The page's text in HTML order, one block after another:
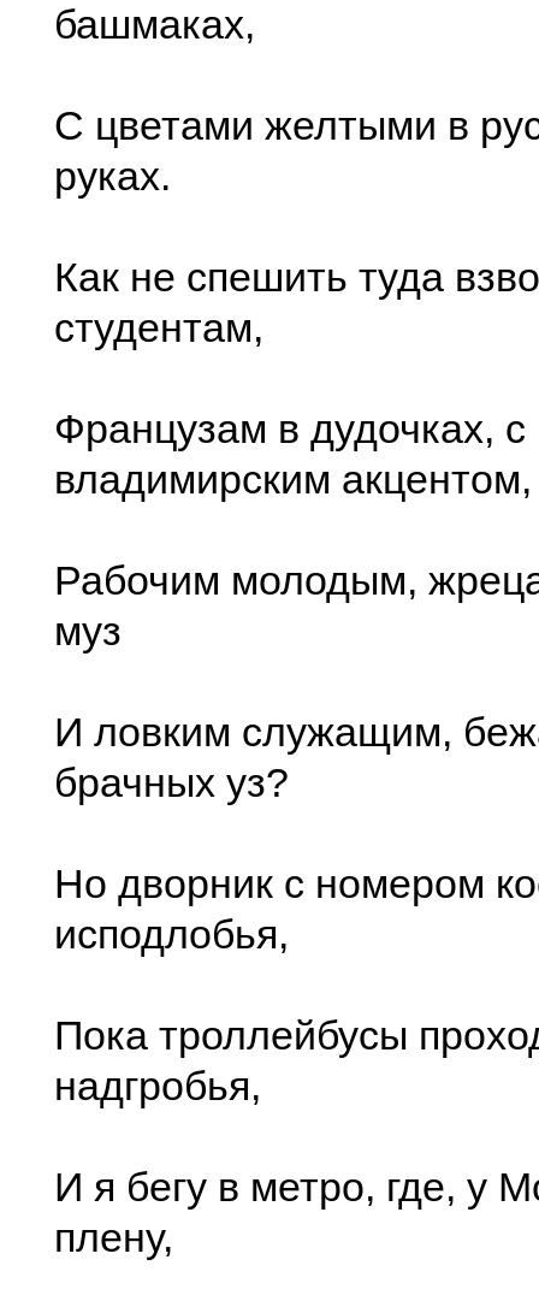
башмаках,
С цветами желтыми в
руках.
Как не спешить туда
студентам,
Французам в дудочках, с
владимирским акцентом,
Рабочим молодым,
муз
И ловким служащим,
брачных уз?
Но дворник с номером
исподлобья,
Пока троллейбусы
надгробья,
И я бегу в метро, где, у
плену,